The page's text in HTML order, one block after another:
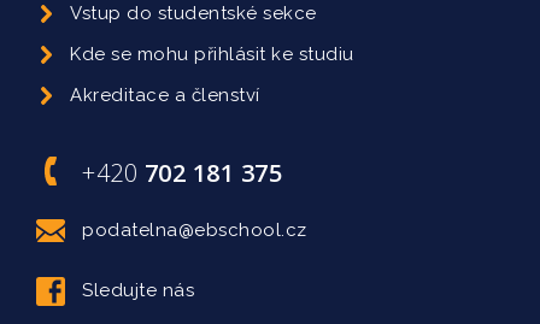
Vstup do studentské sekce
Kde se mohu přihlásit ke studiu
Akreditace a členství
+420 702 181 375
podatelna@ebschool.cz
Sledujte nás